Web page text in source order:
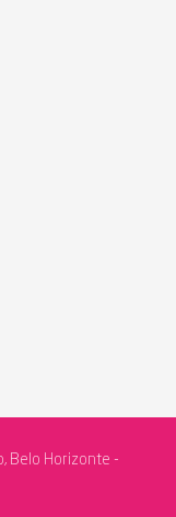
Belo Horizonte -